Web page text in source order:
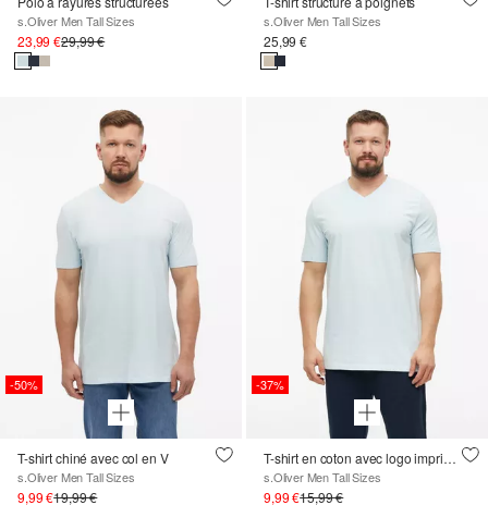
s.Oliver Men Tall Sizes
23,99 €29,99 €
s.Oliver Men Tall Sizes
25,99 €
-50%
T-shirt chiné avec col en V
s.Oliver Men Tall Sizes
9,99 €19,99 €
-37%
T-shirt en coton avec logo imprimé et col en V
s.Oliver Men Tall Sizes
9,99 €15,99 €